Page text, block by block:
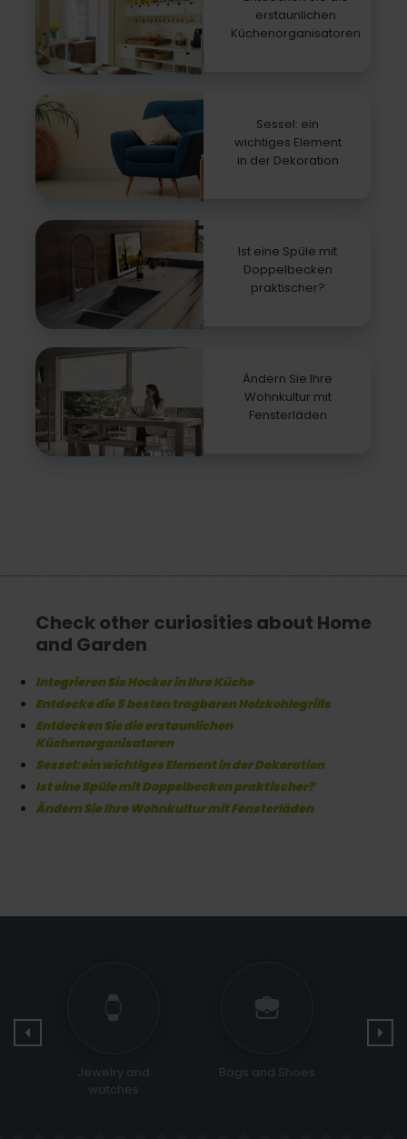
erstaunlichen
Küchenorganisatoren
Sessel: ein
wichtiges Element
in der Dekoration
Ist eine Spüle mit
Doppelbecken
praktischer?
Ändern Sie Ihre
Wohnkultur mit
Fensterläden
Check other curiosities about Home
and Garden
Integrieren Sie Hocker in Ihre Küche
Entdecke die 5 besten tragbaren Holzkohlegrills
Entdecken Sie die erstaunlichen
Küchenorganisatoren
Sessel: ein wichtiges Element in der Dekoration
Ist eine Spüle mit Doppelbecken praktischer?
Ändern Sie Ihre Wohnkultur mit Fensterläden
Bags and Shoes
Religious &